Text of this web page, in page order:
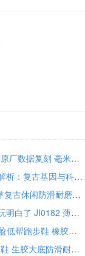
Adidas Gazelle Indoor三叶草复古板鞋 JI2060 原厂数据复刻 毫米级皮料工艺解锁殿堂级质感
adidas Originals Gazelle Indoor JH5407 深度解析：复古基因与科技重构的平衡艺术
Adidas Originals Gazelle Indoor IF1809 三叶草复古休闲防滑耐磨低帮板鞋
Adidas x Notitle Tokyo 这双德训把东京的隐奢玩明白了 JI0182 薄底联名质感真绝
Adidas Adizero Adios 9 M IF9419 阿迪透气轻盈低帮跑步鞋 橡胶外底抓地竞速训练用鞋
Adidas Samba OG KH5899 阿迪三叶草休闲板鞋 生胶大底防滑耐磨复古足球鞋